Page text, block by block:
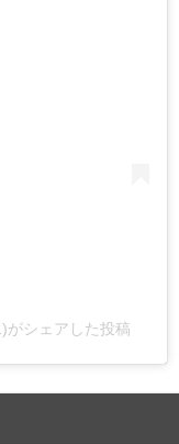
がシェアした投稿